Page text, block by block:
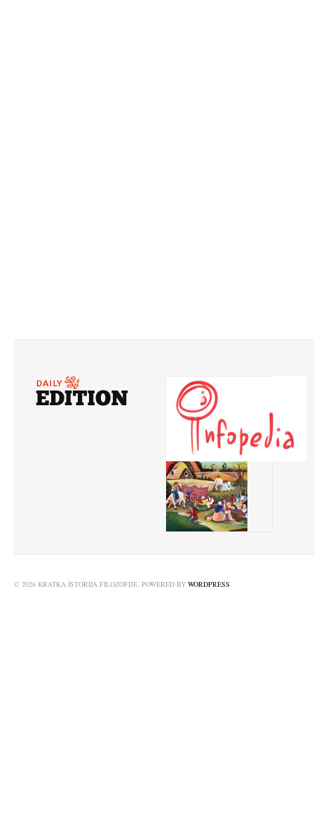
© 2026 KRATKA ISTORIJA FILOZOFIJE. POWERED BY WORDPRESS.